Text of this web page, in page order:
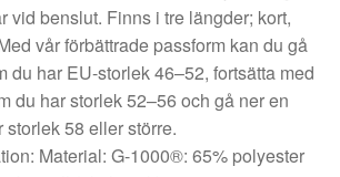
vid benslut. Finns i tre längder; kort,
vår förbättrade passform kan du gå
du har EU-storlek 46–52, fortsätta med
du har storlek 52–56 och gå ner en
storlek 58 eller större.
Material: G-1000®: 65% polyester